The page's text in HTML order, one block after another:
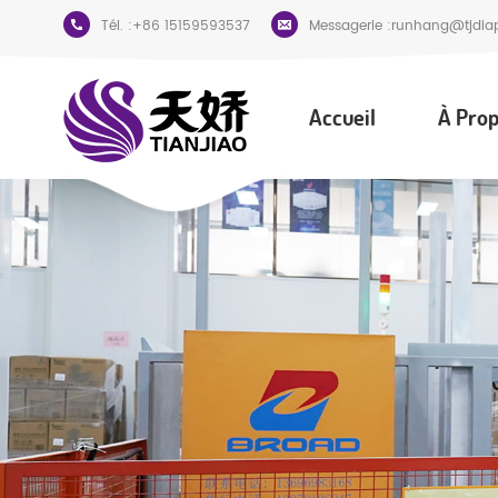
Tél. :+86 15159593537 Messagerie :
Accueil À